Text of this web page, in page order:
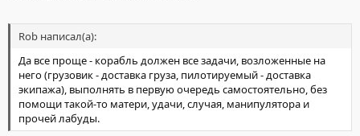
Rob написал(а):
Да все проще - корабль должен все задачи, возложенные на
него (грузовик - доставка груза, пилотируемый - доставка
экипажа), выполнять в первую очередь самостоятельно, без
помощи такой-то матери, удачи, случая, манипулятора и
прочей лабуды.